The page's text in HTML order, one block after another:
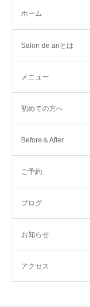
ホーム
Salon de anとは
メニュー
初めての方へ
Before＆After
ご予約
ブログ
お知らせ
アクセス